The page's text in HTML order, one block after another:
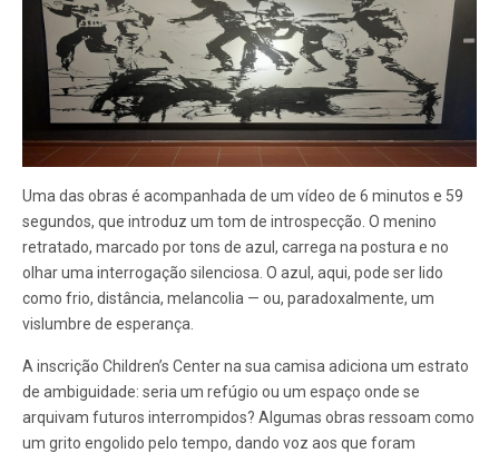
Uma das obras é acompanhada de um vídeo de 6 minutos e 59
segundos, que introduz um tom de introspecção. O menino
retratado, marcado por tons de azul, carrega na postura e no
olhar uma interrogação silenciosa. O azul, aqui, pode ser lido
como frio, distância, melancolia — ou, paradoxalmente, um
vislumbre de esperança.
A inscrição Children’s Center na sua camisa adiciona um estrato
de ambiguidade: seria um refúgio ou um espaço onde se
arquivam futuros interrompidos? Algumas obras ressoam como
um grito engolido pelo tempo, dando voz aos que foram